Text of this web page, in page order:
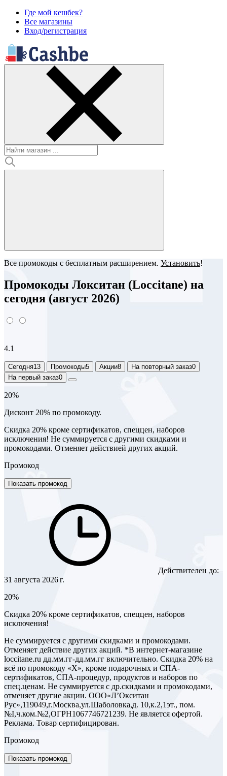
Где мой кешбек?
Все магазины
Вход/регистрация
Все промокоды с бесплатным расширением. Установить!
Промокоды Локситан (Loccitane) на
сегодня (август 2026)
4.1
Сегодня13 Промокоды5 Акции8 На повторный заказ0
На первый заказ0
20%
Дисконт 20% по промокоду.
Скидка 20% кроме сертификатов, спеццен, наборов
исключения! Не суммируется с другими скидками и
промокодами. Отменяет действией других акций.
Промокод
Показать промокод
Действителен до:
31 августа 2026 г.
20%
Скидка 20% кроме сертификатов, спеццен, наборов
исключения!
Не суммируется с другими скидками и промокодами.
Отменяет действие других акций. *В интернет-магазине
loccitane.ru дд.мм.гг-дд.мм.гг включительно. Скидка 20% на
всё по промокоду «Х», кроме подарочных и СПА-
сертификатов, СПА-процедур, продуктов и наборов по
спец.ценам. Не суммируется с др.скидками и промокодами,
отменяет другие акции. ООО«Л’Окситан
Рус»,119049,г.Москва,ул.Шаболовка,д. 10,к.2,1эт., пом.
№I,ч.ком.№2,ОГРН1067746721239. Не является офертой.
Реклама. Товар сертифицирован.
Промокод
Показать промокод